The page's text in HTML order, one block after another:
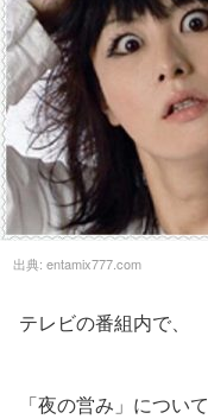
出典: entamix777.com
テレビの番組内で、
「夜の営み」につい